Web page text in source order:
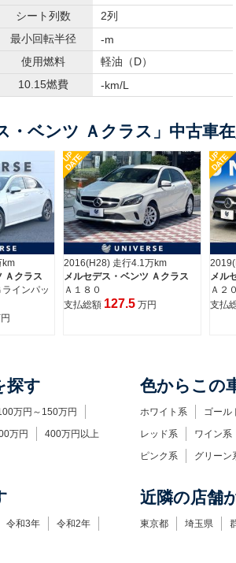
シート列数
2列
最小回転半径
-m
使用燃料
軽油（D）
10.15燃費 -km/L
・ベンツ Ａクラス」中古車
km
Ａクラス
UP
DATE
2019(R1) 走行6.0万km
メルセデス・ベンツ Ａクラス
Ａ２００ｄ ＡＭＧライン
支払総額 207.9 万円
UP
DATE
メル
Ａ２
支払
探す
万円～150万円
万円 400万円以上
色からこの
ホワイト系 ゴール
レッド系
ワイン系
ピンク系
グリーン
令和3年
令和2年
近隣の店舗
東京都 埼玉県